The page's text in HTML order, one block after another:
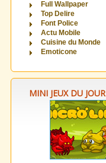
Full Wallpaper
Top Delire
Font Police
Actu Mobile
Cuisine du Monde
Emoticone
MINI JEUX DU JOUR